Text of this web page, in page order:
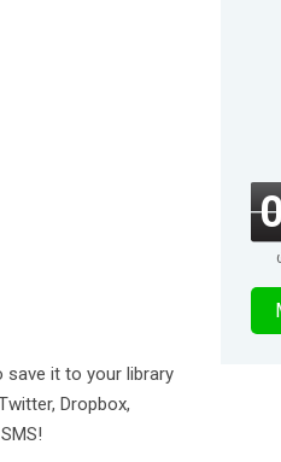
save it to your library
Dropbox,